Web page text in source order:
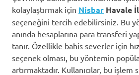
kolaylaştırmak için Nisbar Havale
seçeneğini tercih edebilirsiniz. Bu
anında hesaplarına para transferi
tanır. Özellikle bahis severler için
seçenek olması, bu yöntemin
artırmaktadır. Kullanıcılar, bu işlem